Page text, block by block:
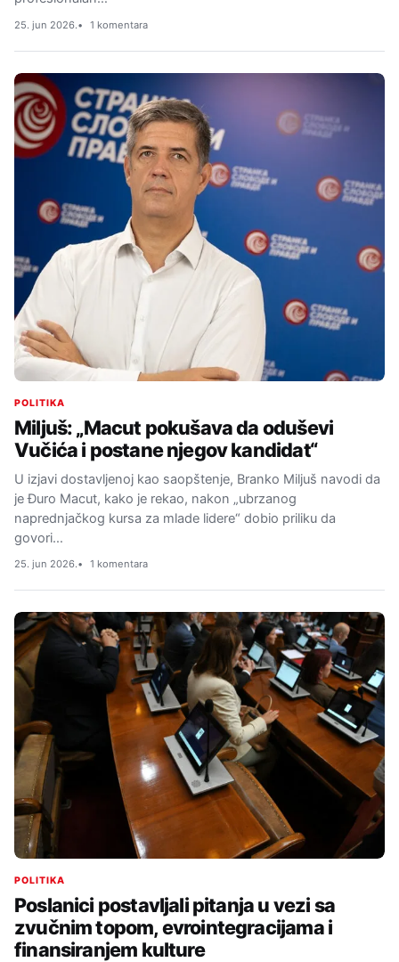
25. jun 2026. 1 komentara
POLITIKA
Miljuš: „Macut pokušava da oduševi
Vučića i postane njegov kandidat“
U izjavi dostavljenoj kao saopštenje, Branko Miljuš navodi da
je Đuro Macut, kako je rekao, nakon „ubrzanog
naprednjačkog kursa za mlade lidere“ dobio priliku da
govori…
25. jun 2026. 1 komentara
POLITIKA
Poslanici postavljali pitanja u vezi sa
zvučnim topom, evrointegracijama i
finansiranjem kulture